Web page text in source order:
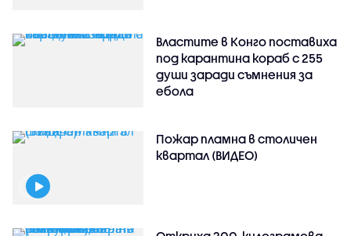
Властите в Конго поставиха
под карантина кораб с 255
души заради съмнения за
ебола
Пожар пламна в столичен
квартал (ВИДЕО)